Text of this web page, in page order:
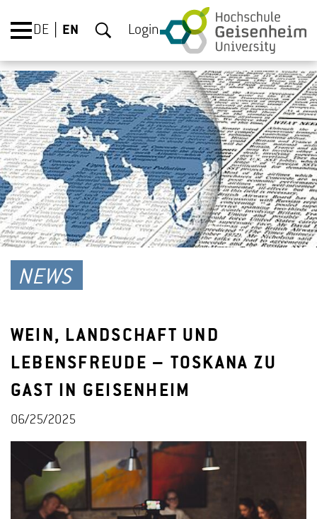
DE EN Login
NEWS
WEIN, LANDSCHAFT UND
LEBENSFREUDE – TOSKANA ZU
GAST IN GEISENHEIM
06/25/2025